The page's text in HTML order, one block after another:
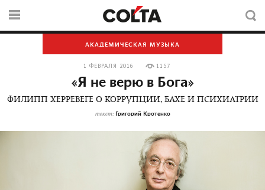
АКАДЕМИЧЕСКАЯ МУЗЫКА
1 ФЕВРАЛЯ 2016 1157
«Я не верю в Бога»
ФИЛИПП ХЕРРЕВЕГЕ О КОРРУПЦИИ, БАХЕ И ПСИХИАТРИИ
текст: Григорий Кротенко